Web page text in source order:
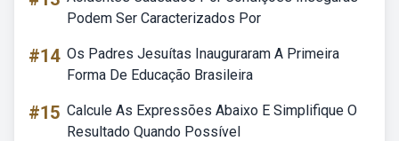
Podem Ser Caracterizados Por
#14 Os Padres Jesuítas Inauguraram A Primeira
Forma De Educação Brasileira
#15 Calcule As Expressões Abaixo E Simplifique O
Resultado Quando Possível